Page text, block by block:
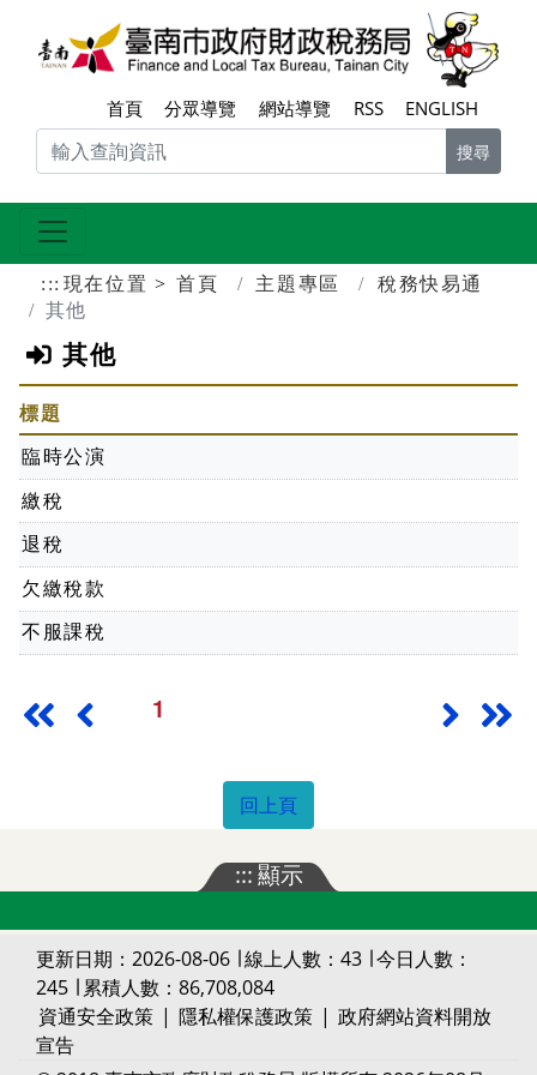
跳到主要內容區塊
首頁 分眾導覽 網站導覽 RSS ENGLISH
搜尋
::: 現在位置 首頁 主題專區
稅務快易通
其他
其他
標題
臨時公演
繳稅
退稅
欠繳稅款
不服課稅
最前頁上一頁1 下一頁
回上頁
:::顯示
更新日期：2026-08-06 ∣ 線上人數：43 ∣ 今日人數：
245 ∣ 累積人數：86,708,084
資通安全政策 | 隱私權保護政策 | 政府網站資料開放
宣告